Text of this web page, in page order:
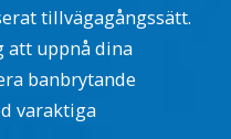
tillvägagångssätt.
att uppnå dina
banbrytande
varaktiga